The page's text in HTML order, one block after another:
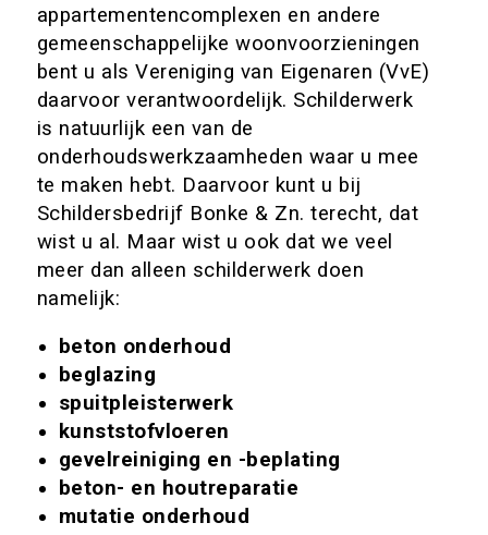
appartementencomplexen en andere
gemeenschappelijke woonvoorzieningen
bent u als Vereniging van Eigenaren (VvE)
daarvoor verantwoordelijk. Schilderwerk
is natuurlijk een van de
onderhoudswerkzaamheden waar u mee
te maken hebt. Daarvoor kunt u bij
Schildersbedrijf Bonke & Zn. terecht, dat
wist u al. Maar wist u ook dat we veel
meer dan alleen schilderwerk doen
namelijk:
beton onderhoud
beglazing
spuitpleisterwerk
kunststofvloeren
gevelreiniging en -beplating
beton- en houtreparatie
mutatie onderhoud